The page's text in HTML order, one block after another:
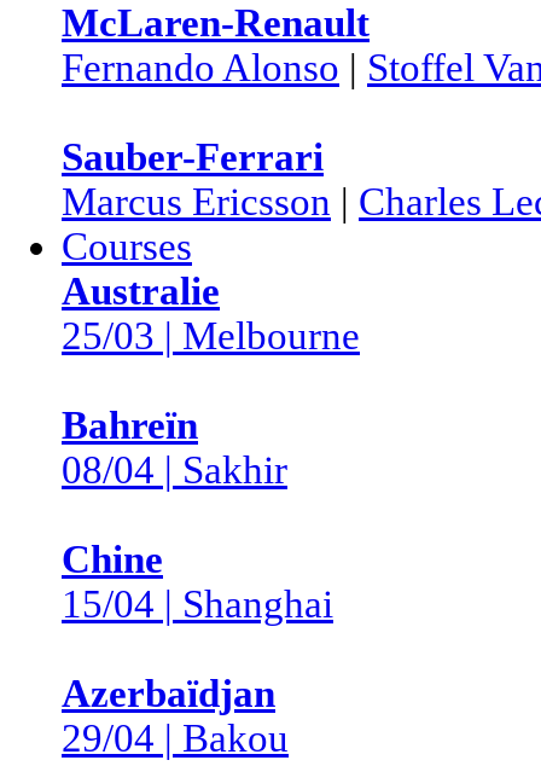
McLaren-Renault
Fernando Alonso | Stoffel
Sauber-Ferrari
Marcus Ericsson | Charles
Courses
Australie
25/03 | Melbourne
Bahreïn
08/04 | Sakhir
Chine
15/04 | Shanghai
Azerbaïdjan
29/04 | Bakou